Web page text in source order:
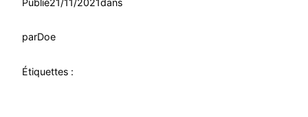
parDoe
Étiquettes :